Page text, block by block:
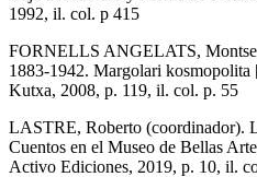
1992, il. col. p 415
FORNELLS ANGELATS,
1883-1942. Margolari kosmopolita
Kutxa, 2008, p. 119, il. col. p. 55
LASTRE, Roberto (coordinador).
Cuentos en el Museo de Bellas
Activo Ediciones, 2019, p. 10, il.